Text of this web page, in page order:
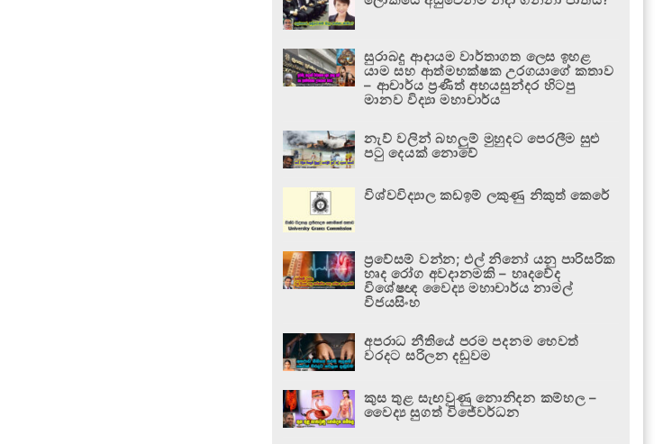
සුරාබදු ආදායම වාර්තාගත ලෙස ඉහළ
යාම සහ ආත්මභක්ෂක උරගයාගේ කතාව
– ආචාර්ය ප්‍රණීත් අභයසුන්දර හිටපු
මානව විද්‍යා මහාචාර්ය
නැව් වලින් බහලුම් මුහුදට පෙරලීම සුළු
පටු දෙයක් නොවේ
විශ්වවිද්‍යාල කඩඉම් ලකුණු නිකුත් කෙරේ
ප්‍රවේසම් වන්න; එල් නිනෝ යනු පාරිසරික
හෘද රෝග අවදානමකි – හෘදවේද
විශේෂඥ වෛද්‍ය මහාචාර්ය නාමල්
විජයසිංහ
අපරාධ නීතියේ පරම පදනම හෙවත්
වරදට සරිලන දඬුවම
කුස තුළ සැඟවුණු නොනිදන කම්හල –
වෛද්‍ය සුගත් විජේවර්ධන